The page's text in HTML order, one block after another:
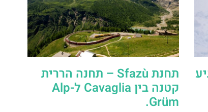
תחנת Sfazù – תחנה הררית
קטנה בין Cavaglia ל-Alp
Grüm.